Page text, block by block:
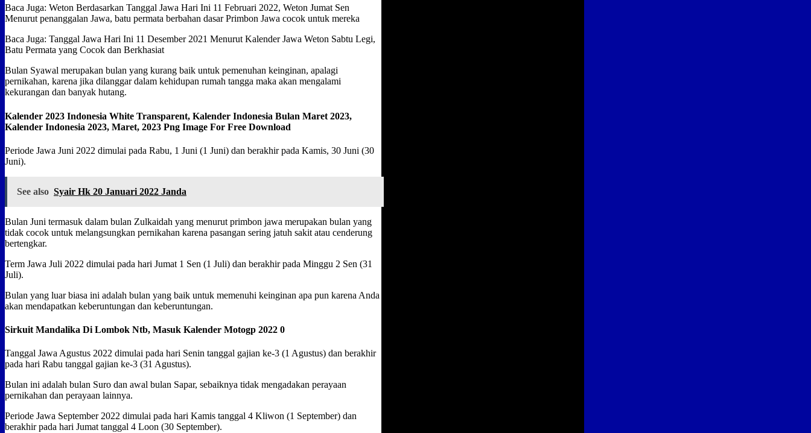
Baca Juga: Weton Berdasarkan Tanggal Jawa Hari Ini 11 Februari 2022, Weton Jumat Sen
Menurut penanggalan Jawa, batu permata berbahan dasar Primbon Jawa cocok untuk mereka
Baca Juga: Tanggal Jawa Hari Ini 11 Desember 2021 Menurut Kalender Jawa Weton Sabtu Legi,
Batu Permata yang Cocok dan Berkhasiat
Bulan Syawal merupakan bulan yang kurang baik untuk pemenuhan keinginan, apalagi
pernikahan, karena jika dilanggar dalam kehidupan rumah tangga maka akan mengalami
kekurangan dan banyak hutang.
Kalender 2023 Indonesia White Transparent, Kalender Indonesia Bulan Maret 2023,
Kalender Indonesia 2023, Maret, 2023 Png Image For Free Download
Periode Jawa Juni 2022 dimulai pada Rabu, 1 Juni (1 Juni) dan berakhir pada Kamis, 30 Juni (30
Juni).
See also Syair Hk 20 Januari 2022 Janda
Bulan Juni termasuk dalam bulan Zulkaidah yang menurut primbon jawa merupakan bulan yang
tidak cocok untuk melangsungkan pernikahan karena pasangan sering jatuh sakit atau cenderung
bertengkar.
Term Jawa Juli 2022 dimulai pada hari Jumat 1 Sen (1 Juli) dan berakhir pada Minggu 2 Sen (31
Juli).
Bulan yang luar biasa ini adalah bulan yang baik untuk memenuhi keinginan apa pun karena Anda
akan mendapatkan keberuntungan dan keberuntungan.
Sirkuit Mandalika Di Lombok Ntb, Masuk Kalender Motogp 2022 0
Tanggal Jawa Agustus 2022 dimulai pada hari Senin tanggal gajian ke-3 (1 Agustus) dan berakhir
pada hari Rabu tanggal gajian ke-3 (31 Agustus).
Bulan ini adalah bulan Suro dan awal bulan Sapar, sebaiknya tidak mengadakan perayaan
pernikahan dan perayaan lainnya.
Periode Jawa September 2022 dimulai pada hari Kamis tanggal 4 Kliwon (1 September) dan
berakhir pada hari Jumat tanggal 4 Loon (30 September).